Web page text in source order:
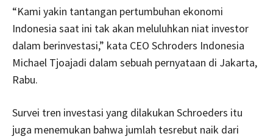
“Kami yakin tantangan pertumbuhan ekonomi
Indonesia saat ini tak akan meluluhkan niat investor
dalam berinvestasi,” kata CEO Schroders Indonesia
Michael Tjoajadi dalam sebuah pernyataan di Jakarta,
Rabu.
Survei tren investasi yang dilakukan Schroeders itu
juga menemukan bahwa jumlah tesrebut naik dari